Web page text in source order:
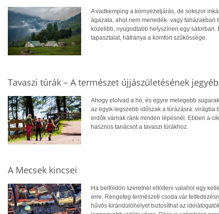
A vadkemping a környezetjárás, de sokszor
ágazata, ahol nem menedék- vagy
közelibb, nyugodtabb helyszínen egy
tapasztalat, hátránya a komfort szűkössége.
Tavaszi túrák – A természet újjászületésének
Ahogy elolvad a hó, és egyre melegebb
az egyik legszebb időszak a túrázásra: virágba
erdők várnak ránk minden lépésnél. Ebben a
hasznos tanácsot a tavaszi túrákhoz.
A Mecsek kincsei
Ha belföldön szeretnél eltölteni valahol egy
erre. Rengeteg természeti csoda vár
hűvös kirándulóhelyet biztosíthat az